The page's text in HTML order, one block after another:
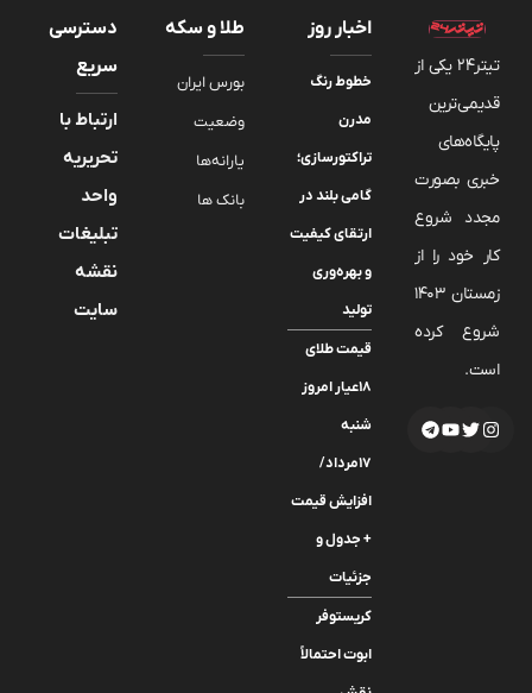
تیتر24 یکی از
قدیمی‌ترین
پایگاه‌های
خبری بصورت
مجدد شروع
کار خود را از
زمستان 1403
شروع کرده
است.
اخبار روز
خطوط رنگ
مدرن
تراکتورسازی؛
گامی بلند در
ارتقای کیفیت
و بهره‌وری
تولید
قیمت طلای
۱۸عیار امروز
شنبه
۱۷مرداد/
افزایش قیمت
+ جدول و
جزئیات
کریستوفر
ابوت احتمالاً
طلا و سکه
بورس ایران
وضعیت
یارانه‌ها
بانک ها
دسترسی
سریع
ارتباط با
تحریریه
واحد
تبلیغات
نقشه
سایت